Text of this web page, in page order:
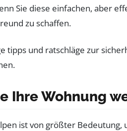
Sie diese einfachen, aber
zu schaffen.
Ihre Wohnung
ist von größter Bedeutung,